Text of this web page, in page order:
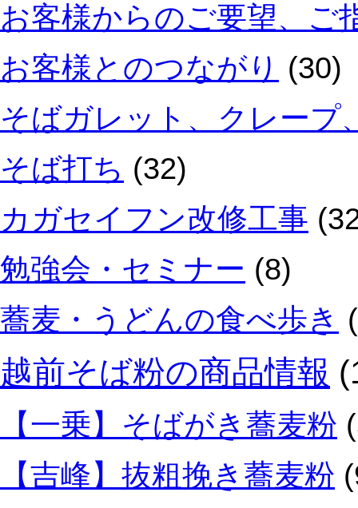
お客様からのご要望、ご
お客様とのつながり (30)
そばガレット、クレープ
そば打ち (32)
カガセイフン改修工事
勉強会・セミナー (8)
蕎麦・うどんの食べ歩き
越前そば粉の商品情報
【一乗】そばがき蕎麦粉
【吉峰】抜粗挽き蕎麦粉